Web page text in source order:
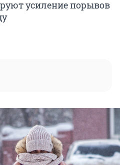
усиление порывов